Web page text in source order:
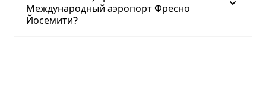
Международный аэропорт Фресно
Йосемити?